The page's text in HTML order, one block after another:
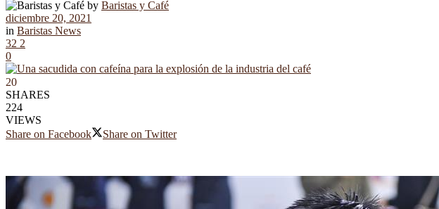
by Baristas y Café
diciembre 20, 2021
in Baristas News
32 2
0
20
SHARES
224
VIEWS
Share on Facebook
Share on Twitter